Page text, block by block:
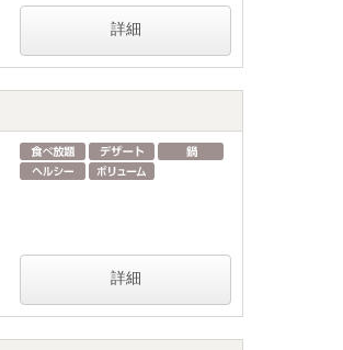
詳細
詳細